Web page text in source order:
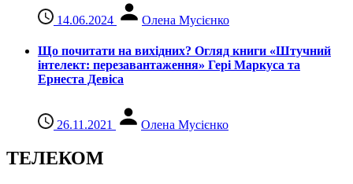
14.06.2024 Олена Мусієнко
Що почитати на вихідних? Огляд книги «Штучний
інтелект: перезавантаження» Гері Маркуса та
Ернеста Девіса
26.11.2021 Олена Мусієнко
ТЕЛЕКОМ